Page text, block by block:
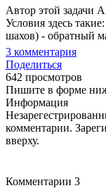
Автор этой задачи
Условия здесь
шахов) - обратный
3 комментария
Поделиться
642 просмотров
Пишите в форме
Информация
комментарии.
вверху.
Комментарии 3